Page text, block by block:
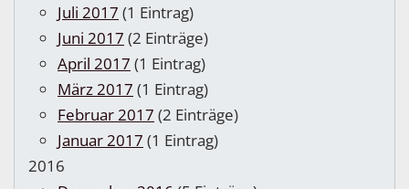
Juli 2017 (1 Eintrag)
Juni 2017 (2 Einträge)
April 2017 (1 Eintrag)
März 2017 (1 Eintrag)
Februar 2017 (2 Einträge)
Januar 2017 (1 Eintrag)
2016